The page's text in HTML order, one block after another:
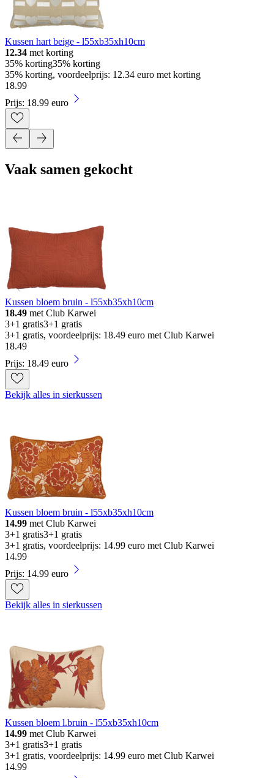
Kussen hart beige - l55xb35xh10cm
12.34 met korting
35% korting35% korting
35% korting, voordeelprijs: 12.34 euro met korting
18.99
Prijs: 18.99 euro
Vaak samen gekocht
Kussen bloem bruin - l55xb35xh10cm
18.49 met Club Karwei
3+1 gratis3+1 gratis
3+1 gratis, voordeelprijs: 18.49 euro met Club Karwei
18.49
Prijs: 18.49 euro
Bekijk alles in sierkussen
Kussen bloem bruin - l55xb35xh10cm
14.99 met Club Karwei
3+1 gratis3+1 gratis
3+1 gratis, voordeelprijs: 14.99 euro met Club Karwei
14.99
Prijs: 14.99 euro
Bekijk alles in sierkussen
Kussen bloem l.bruin - l55xb35xh10cm
14.99 met Club Karwei
3+1 gratis3+1 gratis
3+1 gratis, voordeelprijs: 14.99 euro met Club Karwei
14.99